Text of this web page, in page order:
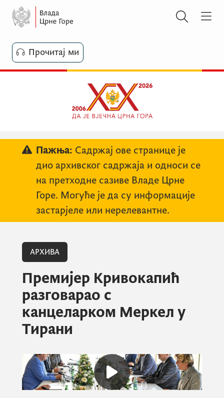
Прочитај ми
Пажња: Садржај ове странице је
дио архивског садржаја и односи се
на претходне сазиве Владе Црне
Горе. Могуће је да су информације
застарјеле или нерелевантне.
АРХИВА
Премијер Кривокапић
разговарао с
канцеларком Меркел у
Тирани